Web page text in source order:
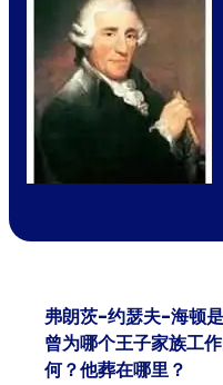
弗朗茨-约瑟夫-海顿
曾为哪个王子家族工
何？他葬在哪里？